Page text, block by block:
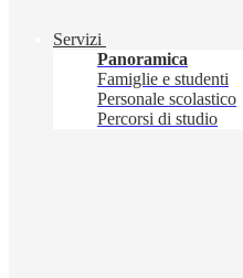
Servizi
Panoramica
Famiglie e studenti
Personale scolastico
Percorsi di studio